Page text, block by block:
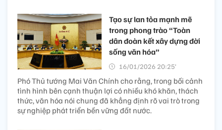
Tạo sự lan tỏa mạnh mẽ
trong phong trào “Toàn
dân đoàn kết xây dựng đời
sống văn hóa”
16/01/2026 20:25’
Phó Thủ tướng Mai Văn Chính cho rằng, trong bối cảnh
tình hình bên cạnh thuận lợi có nhiều khó khăn, thách
thức, văn hóa nói chung đã khẳng định rõ vai trò trong
sự nghiệp phát triển bền vững đất nước.